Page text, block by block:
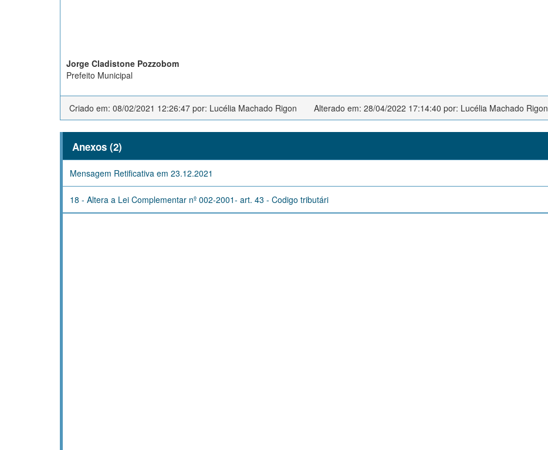
Jorge Cladistone Pozzobom
Prefeito Municipal
Criado em: 08/02/2021 12:26:47 por: Lucélia Machado Rigon Alterado em: 28/04/2022 17:14:40 por: Lucélia Machado Rigon
Anexos (2)
Mensagem Retificativa em 23.12.2021
18 - Altera a Lei Complementar nº 002-2001- art. 43 - Codigo tributári